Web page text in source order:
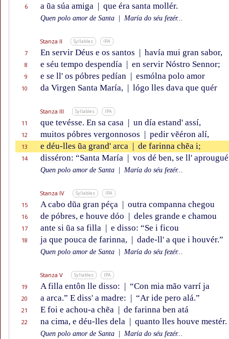
6 a ũa súa amiga | que éra santa mollér.
Quen polo amor de Santa María do séu fezér...
Stanza II Syllables IPA
7 En servir Déus e os santos | havía mui gran sabor,
8 e séu tempo despendía | en servir Nóstro Sennor;
9 e se ll' os póbres pedían | esmólna polo amor
10 da Virgen Santa María, | lógo lles dava que quér
Stanza III Syllables IPA
11 que tevésse. En sa casa | un día estand' assí,
12 muitos póbres vergonnosos | pedir vẽéron alí,
13 e déu-lles ũa grand' arca | de farinna chẽa i;
14 disséron: “Santa María | vos dé ben, se ll'
Quen polo amor de Santa María do séu fezér...
Stanza IV Syllables IPA
15 A cabo dũa gran péça | outra companna chegou
16 de póbres, e houve dóo | deles grande e chamou
17 ante si ũa sa filla | e disso: “Se i ficou
18 ja que pouca de farinna, | dade-ll' a que i houvér.”
Quen polo amor de Santa María do séu fezér...
Stanza V Syllables IPA
19 A filla entôn lle disso: | “Con mia mão varrí ja
20 a arca.” E diss' a madre: | “Ar ide pero alá.”
21 E foi e achou-a chẽa | de farinna ben atá
22 na cima, e déu-lles dela | quanto lles houve mestér.
Quen polo amor de Santa María do séu fezér...